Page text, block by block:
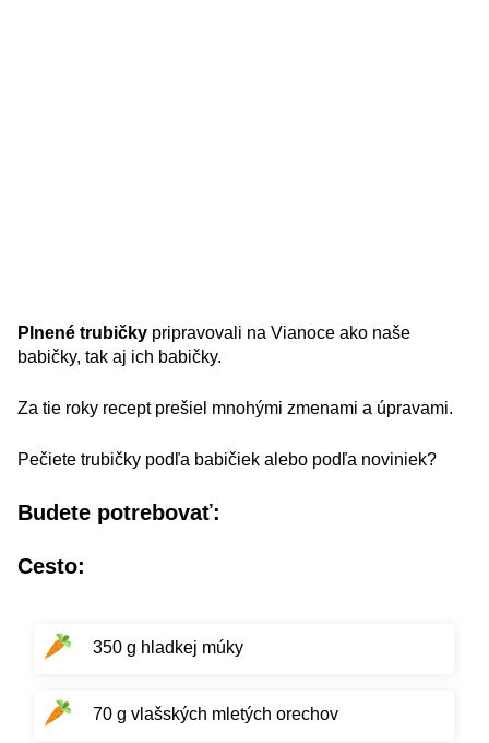
Plnené trubičky pripravovali na Vianoce ako naše
babičky, tak aj ich babičky.
Za tie roky recept prešiel mnohými zmenami a úpravami.
Pečiete trubičky podľa babičiek alebo podľa noviniek?
Budete potrebovať:
Cesto:
350 g hladkej múky
70 g vlašských mletých orechov